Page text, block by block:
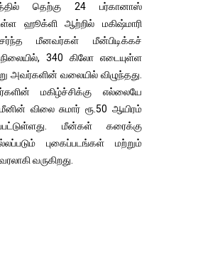
தெற்கு 24 பர்கானாஸ்
ஹூக்ளி ஆற்றில் மகிஷ்மாரி
மீனவர்கள் மீன்பிடிக்கச்
340 கிலோ எடையுள்ள
அவர்களின் வலையில் விழுந்தது.
மகிழ்ச்சிக்கு எல்லையே
விலை சுமார் ரூ.50 ஆயிரம்
மீன்கள் கரைக்கு
புகைப்படங்கள் மற்றும்
வருகிறது.